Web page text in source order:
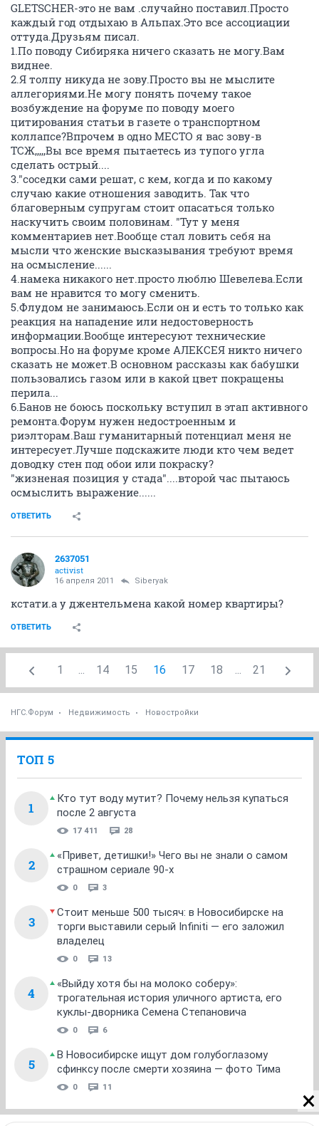
GLETSCHER-это не вам .случайно поставил.Просто
каждый год отдыхаю в Альпах.Это все ассоциации
оттуда.Друзьям писал.
1.По поводу Сибиряка ничего сказать не могу.Вам
виднее.
2.Я толпу никуда не зову.Просто вы не мыслите
аллегориями.Не могу понять почему такое
возбуждение на форуме по поводу моего
цитирования статьи в газете о транспортном
коллапсе?Впрочем в одно МЕСТО я вас зову-в
ТСЖ,,,,,Вы все время пытаетесь из тупого угла
сделать острый....
3."соседки сами решат, с кем, когда и по какому
случаю какие отношения заводить. Так что
благоверным супругам стоит опасаться только
наскучить своим половинам. "Тут у меня
комментариев нет.Вообще стал ловить себя на
мысли что женские высказывания требуют время
на осмысление......
4.намека никакого нет.просто люблю Шевелева.Если
вам не нравится то могу сменить.
5.Флудом не занимаюсь.Если он и есть то только как
реакция на нападение или недостоверность
информации.Вообще интересуют технические
вопросы.Но на форуме кроме АЛЕКСЕЯ никто ничего
сказать не может.В основном рассказы как бабушки
пользовались газом или в какой цвет покращены
перила...
6.Банов не боюсь поскольку вступил в этап активного
ремонта.Форум нужен недостроенным и
риэлторам.Ваш гуманитарный потенциал меня не
интересует.Лучше подскажите люди кто чем ведет
доводку стен под обои или покраску?
"жизненая позиция у стада"....второй час пытаюсь
осмыслить выражение......
ОТВЕТИТЬ
2637051
activist
16 апреля 2011 Siberyak
кстати.а у джентельмена какой номер квартиры?
ОТВЕТИТЬ
1 ... 14 15 16 17 18 ... 21
НГС.Форум Недвижимость Новостройки
ТОП 5
1
Кто тут воду мутит? Почему нельзя купаться
после 2 августа
17 411 28
2
«Привет, детишки!» Чего вы не знали о самом
страшном сериале 90-х
0 3
3
Стоит меньше 500 тысяч: в Новосибирске на
торги выставили серый Infiniti — его заложил
владелец
0 13
4
«Выйду хотя бы на молоко соберу»:
трогательная история уличного артиста, его
куклы-дворника Семена Степановича
0 6
5
В Новосибирске ищут дом голубоглазому
сфинксу после смерти хозяина — фото Тима
0 11